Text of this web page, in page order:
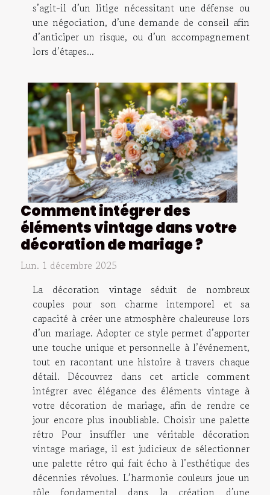
s’agit-il d’un litige nécessitant une défense ou
une négociation, d’une demande de conseil afin
d’anticiper un risque, ou d’un accompagnement
lors d’étapes...
Comment intégrer des
éléments vintage dans votre
décoration de mariage ?
Lun. 1 décembre 2025
La décoration vintage séduit de nombreux
couples pour son charme intemporel et sa
capacité à créer une atmosphère chaleureuse lors
d’un mariage. Adopter ce style permet d’apporter
une touche unique et personnelle à l’événement,
tout en racontant une histoire à travers chaque
détail. Découvrez dans cet article comment
intégrer avec élégance des éléments vintage à
votre décoration de mariage, afin de rendre ce
jour encore plus inoubliable. Choisir une palette
rétro Pour insuffler une véritable décoration
vintage mariage, il est judicieux de sélectionner
une palette rétro qui fait écho à l’esthétique des
décennies révolues. L’harmonie couleurs joue un
rôle fondamental dans la création d’une